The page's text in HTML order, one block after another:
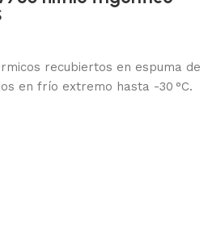
recubiertos en espuma de
en frío extremo hasta -30 °C.